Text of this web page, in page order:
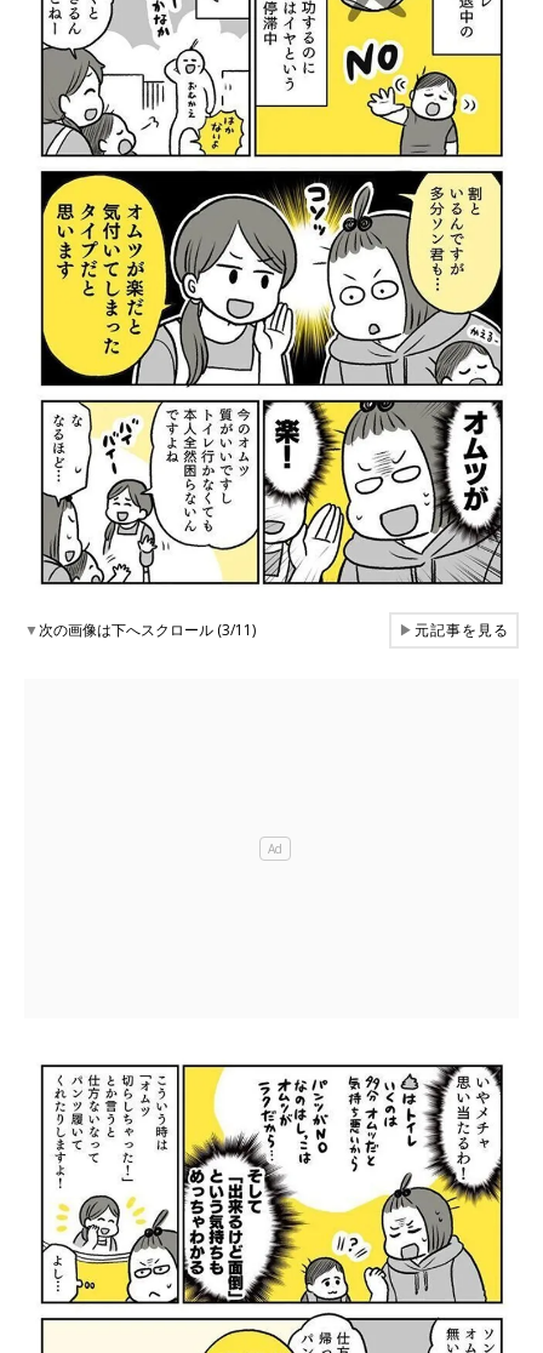
▼次の画像は下へスクロール (3/11) ▶元記事を見る